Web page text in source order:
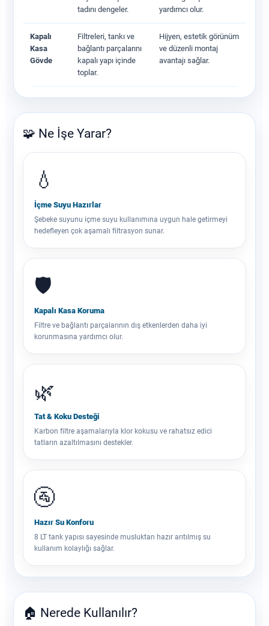
tadını dengeler.
yardımcı olur.
Kapalı
Kasa
Gövde
Filtreleri, tankı ve
bağlantı parçalarını
kapalı yapı içinde
toplar.
Hijyen, estetik görünüm
ve düzenli montaj
avantajı sağlar.
🧩 Ne İşe Yarar?
💧
İçme Suyu Hazırlar
Şebeke suyunu içme suyu kullanımına uygun hale getirmeyi
hedefleyen çok aşamalı filtrasyon sunar.
🛡️
Kapalı Kasa Koruma
Filtre ve bağlantı parçalarının dış etkenlerden daha iyi
korunmasına yardımcı olur.
🌿
Tat & Koku Desteği
Karbon filtre aşamalarıyla klor kokusu ve rahatsız edici
tatların azaltılmasını destekler.
🚰
Hazır Su Konforu
8 LT tank yapısı sayesinde musluktan hazır arıtılmış su
kullanım kolaylığı sağlar.
🏠 Nerede Kullanılır?